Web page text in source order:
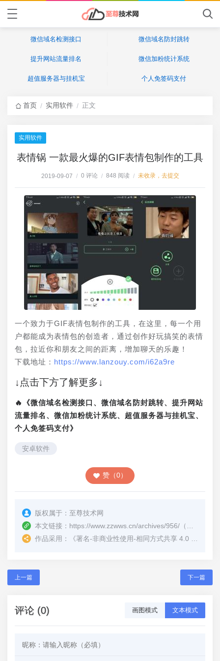
微信域名检测接口 微信域名防封跳转
提升网站流量排名 微信加粉统计系统
超值服务器与挂机宝 个人免签码支付
首页 / 实用软件 / 正文
实用软件
表情锅 一款最火爆的GIF表情包制作的工具
2019-09-07 / 0 评论 / 848 阅读 / 未收录，去提交
一个致力于GIF表情包制作的工具，在这里，每一个用
户都能成为表情包的创造者，通过创作好玩搞笑的表情
包，拉近你和朋友之间的距离，增加聊天的乐趣！
下载地址： https://www.lanzouy.com/i62a9re
↓点击下方了解更多↓
🔥《微信域名检测接口、微信域名防封跳转、提升网站
流量排名、微信加粉统计系统、超值服务器与挂机宝、
个人免签码支付》
安卓软件
赞（0）
版权属于： 至尊技术网
本文链接： https://www.zzwws.cn/archives/956/ （转载时请注明本文出处及文章链接）
作品采用：
《署名-非商业性使用-相同方式共享 4.0 国际 (CC BY-NC-SA 4.0)
上一篇 下一篇
评论 (0) 画图模式 文本模式